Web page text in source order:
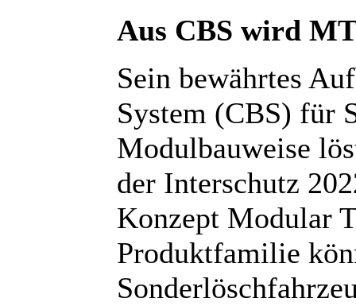
Aus CBS wird
Sein bewährtes
System (CBS) für
Modulbauweise
der Interschutz
Konzept Modular
Produktfamilie